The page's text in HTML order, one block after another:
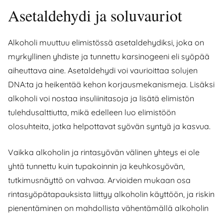
Asetaldehydi ja soluvauriot
Alkoholi muuttuu elimistössä asetaldehydiksi, joka on
myrkyllinen yhdiste ja tunnettu karsinogeeni eli syöpää
aiheuttava aine. Asetaldehydi voi vaurioittaa solujen
DNA:ta ja heikentää kehon korjausmekanismeja. Lisäksi
alkoholi voi nostaa insuliinitasoja ja lisätä elimistön
tulehdusalttiutta, mikä edelleen luo elimistöön
olosuhteita, jotka helpottavat syövän syntyä ja kasvua.
Vaikka alkoholin ja rintasyövän välinen yhteys ei ole
yhtä tunnettu kuin tupakoinnin ja keuhkosyövän,
tutkimusnäyttö on vahvaa. Arvioiden mukaan osa
rintasyöpätapauksista liittyy alkoholin käyttöön, ja riskin
pienentäminen on mahdollista vähentämällä alkoholin